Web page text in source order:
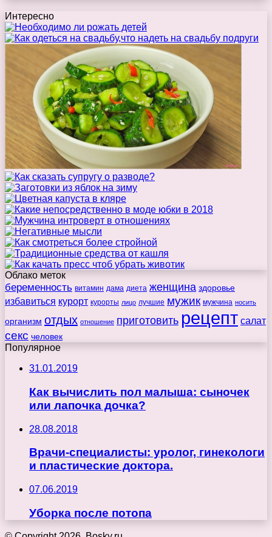
Интересно
Облако меток
беременность витамин дама диета женщина здоровье
избавиться курорт курорты лицо лучшие мужик мужчина носить
организм отдых отношение приготовить рецепт салат
секс человек
Популярное
31.01.2019
Как вычислить пол малыша: сыночек
или лапочка дочка?
28.08.2018
Врачи-специалисты: уролог, гинекологи
и пластические доктора.
07.06.2019
Уборка после потопа